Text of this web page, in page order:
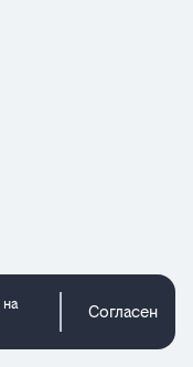
на
Согласен